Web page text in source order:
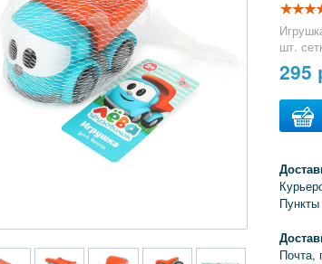
шт.
295
Почта,